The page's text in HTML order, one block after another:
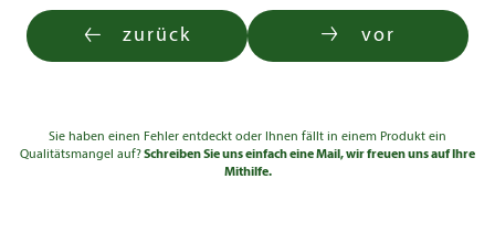
zurück vor
Sie haben einen Fehler entdeckt oder Ihnen fällt in einem Produkt ein
Qualitätsmangel auf?Schreiben Sie uns einfach eine Mail, wir freuen uns auf Ihre
Mithilfe.